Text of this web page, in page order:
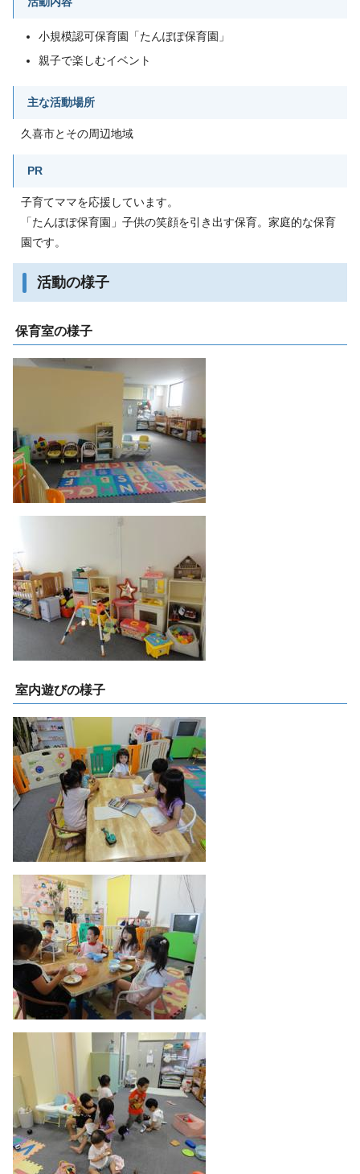
小規模認可保育園「たんぽぽ保育園」
親子で楽しむイベント
主な活動場所
久喜市とその周辺地域
PR
子育てママを応援しています。
「たんぽぽ保育園」子供の笑顔を引き出す保育。家庭的な保育
園です。
活動の様子
保育室の様子
室内遊びの様子